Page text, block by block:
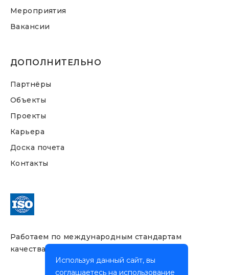
Мероприятия
Вакансии
ДОПОЛНИТЕЛЬНО
Партнёры
Объекты
Проекты
Карьера
Доска почета
Контакты
Работаем по международным стандартам
качества
Используя данный сайт, вы
соглашаетесь на использование